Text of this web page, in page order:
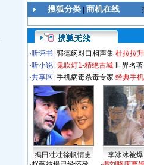
搜狐分类| 商机在线
·听评书 郭德纲对口相声集 杜拉拉
·听小说 鬼吹灯1-精绝古城 世界名著
·共享区 手机病毒杀毒专家 经典手
揭田壮壮徐帆情史 李冰冰被